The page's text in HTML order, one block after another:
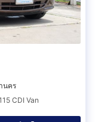
นคร
CDI Van